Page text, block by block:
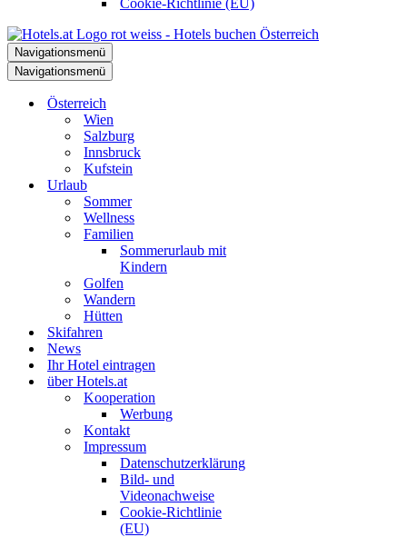
Cookie-Richtlinie (EU)
Navigationsmenü
Navigationsmenü
Österreich
Wien
Salzburg
Innsbruck
Kufstein
Urlaub
Sommer
Wellness
Familien
Sommerurlaub mit
Kindern
Golfen
Wandern
Hütten
Skifahren
News
Ihr Hotel eintragen
über Hotels.at
Kooperation
Werbung
Kontakt
Impressum
Datenschutzerklärung
Bild- und
Videonachweise
Cookie-Richtlinie
(EU)